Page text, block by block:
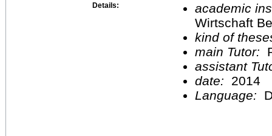
Details:
academic
Wirtschaft
kind of
main Tutor:
assistant
date:
2014
Language: